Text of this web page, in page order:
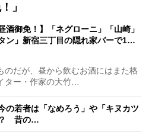
」
酒御免！】「ネグローニ」「山崎」
ン」新宿三丁目の隠れ家バーで1…
だが、昼から飲むお酒にはまた格
ター・作家の大竹…
の若者は「なめろう」や「キヌカツ
？ 昔の…